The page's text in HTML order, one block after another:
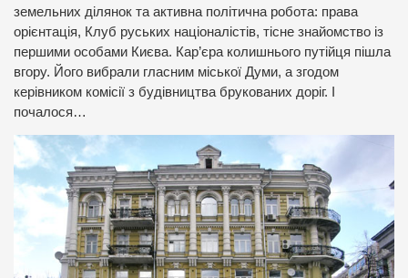
земельних ділянок та активна політична робота: права
орієнтація, Клуб руських націоналістів, тісне знайомство із
першими особами Києва. Кар’єра колишнього путійця пішла
вгору. Його вибрали гласним міської Думи, а згодом
керівником комісії з будівництва брукованих доріг. І
почалося…